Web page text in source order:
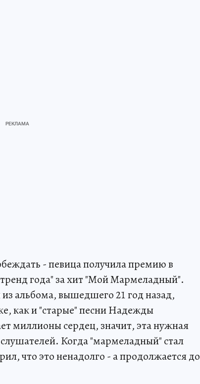
- певица получила премию в
года" за хит "Мой Мармеладный".
альбома, вышедшего 21 год назад,
как и "старые" песни Надежды
миллионы сердец, значит, эта нужная
Когда "мармеладный" стал
что это ненадолго - а продолжается до